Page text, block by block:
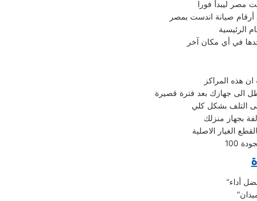
مصر ليبدأ فورا
صيانة اندست بمصر
الرئيسية
في أي مكان آخر
هذه المراكز
بجهاز منزلك
الغيار الاصلية